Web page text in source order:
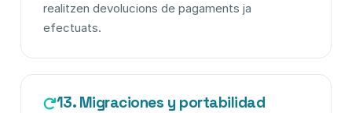
realitzen devolucions de pagaments ja
efectuats.
13. Migraciones y portabilidad